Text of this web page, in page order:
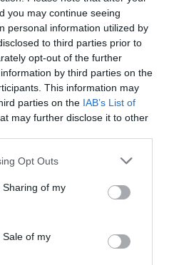
you may continue seeing
personal information utilized by
to third parties prior to
opt-out of the further
by third parties on the
This information may
parties on the IAB’s List of
may further disclose it to other
app uses one or more Google
behaviour. You may click to
and its third-party tags to
purposes in below Google
Opt Outs
of my
of my
az, amit minden
repülőterekről
semmi különös nincs,